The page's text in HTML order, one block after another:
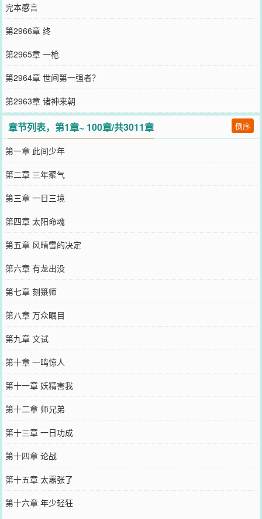
完本感言
第2966章 终
第2965章 一枪
第2964章 世间第一强者？
第2963章 诸神来朝
章节列表，第1章~ 100章/共3011章 倒序
第一章 此间少年
第二章 三年聚气
第三章 一日三境
第四章 太阳命魂
第五章 风晴雪的决定
第六章 有龙出没
第七章 刻箓师
第八章 万众瞩目
第九章 文试
第十章 一鸣惊人
第十一章 妖精害我
第十二章 师兄弟
第十三章 一日功成
第十四章 论战
第十五章 太嚣张了
第十六章 年少轻狂